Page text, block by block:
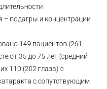
– подагры и концентрации
149 пациентов (261
от 35 до 75 лет (средний
110 (202 глаза) с
с сопутствующим